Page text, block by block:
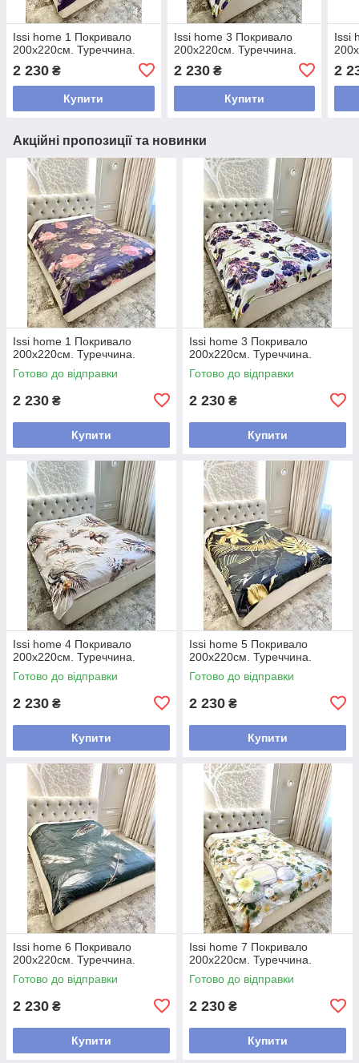
Issi home 1 Покривало
200x220см. Туреччина.
2 230 ₴
Купити
Issi home 3 Покривало
200x220см. Туреччина.
2 230₴
Купити
Issi
2
Акційні пропозиції та новинки
Issi home 1 Покривало
200x220см. Туреччина.
Готово до відправки
2 230 ₴
Купити
Issi home 3 Покривало
200x220см. Туреччина.
Готово до відправки
2 230 ₴
Купити
Issi home 4 Покривало
200x220см. Туреччина.
Готово до відправки
2 230 ₴
Купити
Issi home 5 Покривало
200x220см. Туреччина.
Готово до відправки
2 230 ₴
Купити
Issi home 6 Покривало
200x220см. Туреччина.
Готово до відправки
2 230 ₴
Купити
Issi home 7 Покривало
200x220см. Туреччина.
Готово до відправки
2 230 ₴
Купити